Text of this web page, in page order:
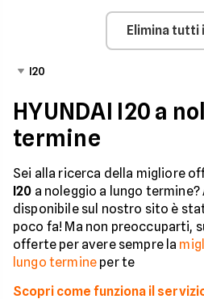
Elimina tutti
I20
HYUNDAI I20 a
termine
Sei alla ricerca della migliore
I20 a noleggio a lungo
disponibile sul nostro sito è
poco fa! Ma non preoccuparti,
offerte per avere sempre la
lungo termine per te
Scopri come funziona il